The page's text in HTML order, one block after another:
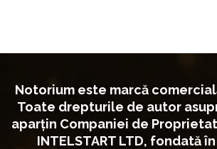
Notorium este marcă
Toate drepturile de autor
aparțin Companiei de
INTELSTART LTD, fondată